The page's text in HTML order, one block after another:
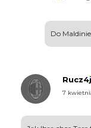
Do
Rucz4j
7